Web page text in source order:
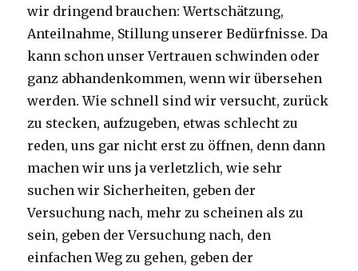
wir dringend brauchen: Wertschätzung,
Anteilnahme, Stillung unserer Bedürfnisse. Da
kann schon unser Vertrauen schwinden oder
ganz abhandenkommen, wenn wir übersehen
werden. Wie schnell sind wir versucht, zurück
zu stecken, aufzugeben, etwas schlecht zu
reden, uns gar nicht erst zu öffnen, denn dann
machen wir uns ja verletzlich, wie sehr
suchen wir Sicherheiten, geben der
Versuchung nach, mehr zu scheinen als zu
sein, geben der Versuchung nach, den
einfachen Weg zu gehen, geben der